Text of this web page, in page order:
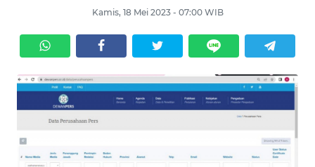
Kamis, 18 Mei 2023 - 07:00 WIB
SERBA-
SERBI
OPINI
INDEKS